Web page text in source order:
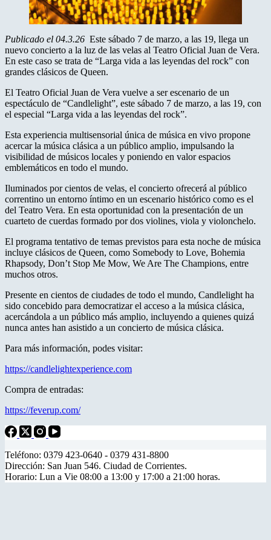
Publicado el 04.3.26 Este sábado 7 de marzo, a las 19, llega un
nuevo concierto a la luz de las velas al Teatro Oficial Juan de Vera.
En este caso se trata de “Larga vida a las leyendas del rock” con
grandes clásicos de Queen.
El Teatro Oficial Juan de Vera vuelve a ser escenario de un
espectáculo de “Candlelight”, este sábado 7 de marzo, a las 19, con
el especial “Larga vida a las leyendas del rock”.
Esta experiencia multisensorial única de música en vivo propone
acercar la música clásica a un público amplio, impulsando la
visibilidad de músicos locales y poniendo en valor espacios
emblemáticos en todo el mundo.
Iluminados por cientos de velas, el concierto ofrecerá al público
correntino un entorno íntimo en un escenario histórico como es el
del Teatro Vera. En esta oportunidad con la presentación de un
cuarteto de cuerdas formado por dos violines, viola y violonchelo.
El programa tentativo de temas previstos para esta noche de música
incluye clásicos de Queen, como Somebody to Love, Bohemia
Rhapsody, Don’t Stop Me Mow, We Are The Champions, entre
muchos otros.
Presente en cientos de ciudades de todo el mundo, Candlelight ha
sido concebido para democratizar el acceso a la música clásica,
acercándola a un público más amplio, incluyendo a quienes quizá
nunca antes han asistido a un concierto de música clásica.
Para más información, podes visitar:
https://candlelightexperience.com
Compra de entradas:
https://feverup.com/
Teléfono: 0379 423-0640 - 0379 431-8800
Dirección: San Juan 546. Ciudad de Corrientes.
Horario: Lun a Vie 08:00 a 13:00 y 17:00 a 21:00 horas.